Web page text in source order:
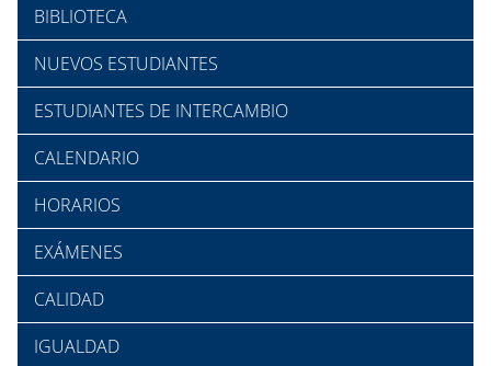
BIBLIOTECA
NUEVOS ESTUDIANTES
ESTUDIANTES DE INTERCAMBIO
CALENDARIO
HORARIOS
EXÁMENES
CALIDAD
IGUALDAD